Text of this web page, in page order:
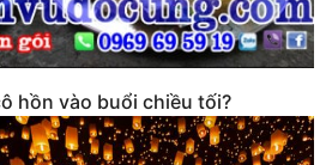
hồn vào buổi chiều tối?